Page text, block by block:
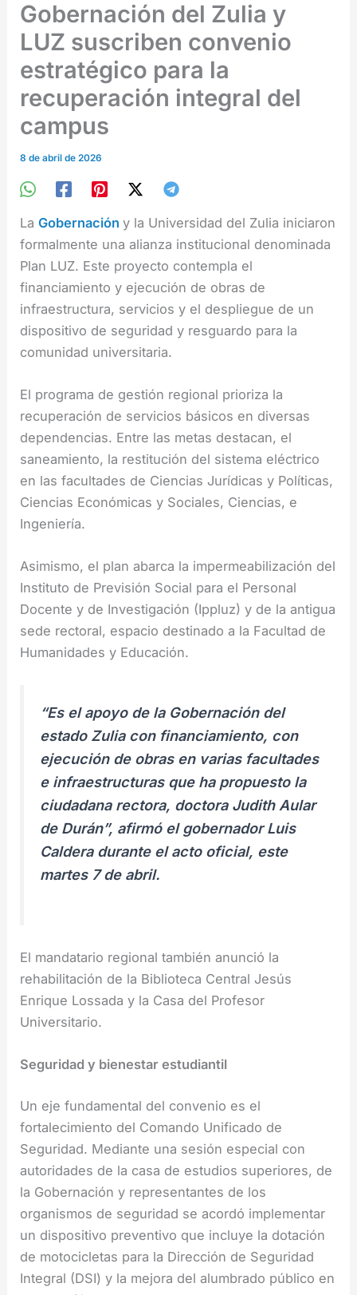
Gobernación del Zulia y
LUZ suscriben convenio
estratégico para la
recuperación integral del
campus
8 de abril de 2026
LaGobernación y la Universidad del Zulia iniciaron
formalmente una alianza institucional denominada
Plan LUZ. Este proyecto contempla el
financiamiento y ejecución de obras de
infraestructura, servicios y el despliegue de un
dispositivo de seguridad y resguardo para la
comunidad universitaria.
El programa de gestión regional prioriza la
recuperación de servicios básicos en diversas
dependencias. Entre las metas destacan, el
saneamiento, la restitución del sistema eléctrico
en las facultades de Ciencias Jurídicas y Políticas,
Ciencias Económicas y Sociales, Ciencias, e
Ingeniería.
Asimismo, el plan abarca la impermeabilización del
Instituto de Previsión Social para el Personal
Docente y de Investigación (Ippluz) y de la antigua
sede rectoral, espacio destinado a la Facultad de
Humanidades y Educación.
“Es el apoyo de la Gobernación del
estado Zulia con financiamiento, con
ejecución de obras en varias facultades
e infraestructuras que ha propuesto la
ciudadana rectora, doctora Judith Aular
de Durán”, afirmó el gobernador Luis
Caldera durante el acto oficial, este
martes 7 de abril.
El mandatario regional también anunció la
rehabilitación de la Biblioteca Central Jesús
Enrique Lossada y la Casa del Profesor
Universitario.
Seguridad y bienestar estudiantil
Un eje fundamental del convenio es el
fortalecimiento del Comando Unificado de
Seguridad. Mediante una sesión especial con
autoridades de la casa de estudios superiores, de
la Gobernación y representantes de los
organismos de seguridad se acordó implementar
un dispositivo preventivo que incluye la dotación
de motocicletas para la Dirección de Seguridad
Integral (DSI) y la mejora del alumbrado público en